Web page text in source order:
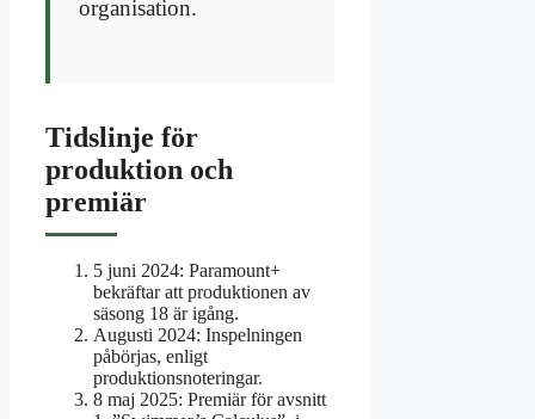
organisation.
Tidslinje för
produktion och
premiär
5 juni 2024: Paramount+
bekräftar att produktionen av
säsong 18 är igång.
Augusti 2024: Inspelningen
påbörjas, enligt
produktionsnoteringar.
8 maj 2025: Premiär för avsnitt